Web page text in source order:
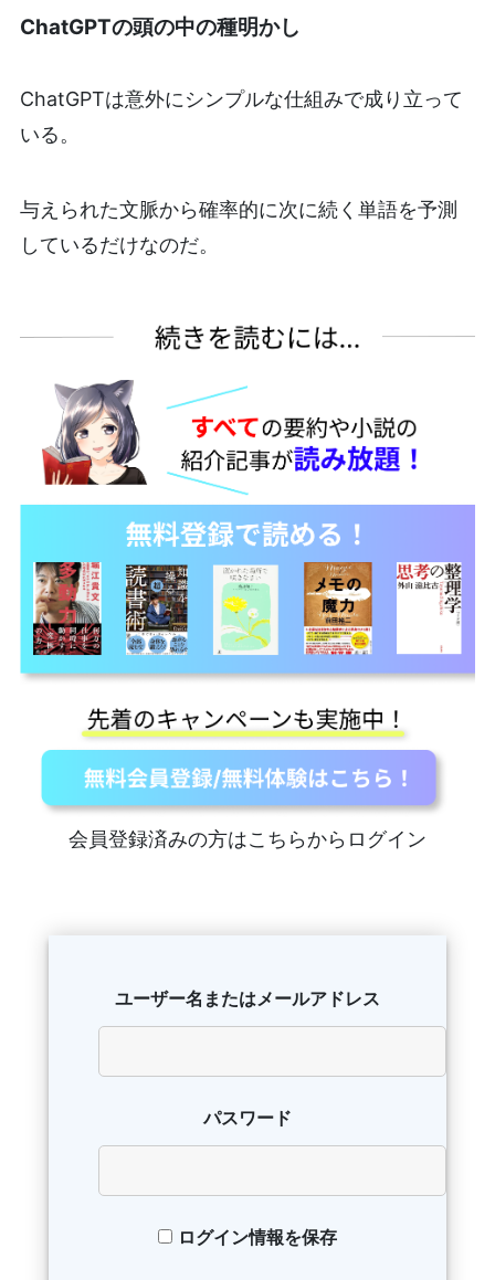
ChatGPTの頭の中の種明かし
ChatGPTは意外にシンプルな仕組みで成り立って
いる。
与えられた文脈から確率的に次に続く単語を予測
しているだけなのだ。
会員登録済みの方はこちらからログイン
ユーザー名またはメールアドレス
パスワード
ログイン情報を保存